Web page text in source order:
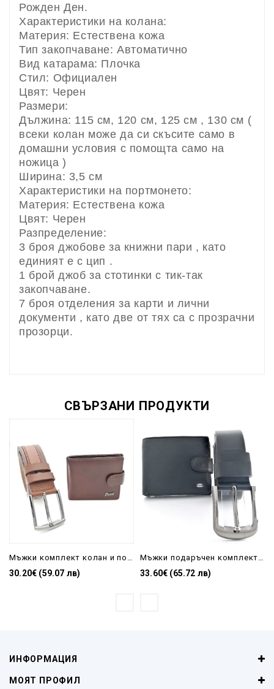
Рожден Ден.
Характеристики на колана:
Материя: Естествена кожа
Тип закопчаване: Автоматично
Вид катарама: Плочка
Стил: Официален
Цвят: Черен
Размери:
Дължина: 115 см, 120 см, 125 см , 130 см (
всеки колан може да си скъсите само в
домашни условия с помощта само на
ножица )
Ширина: 3,5 см
Характеристики на портмонето:
Материя: Естествена кожа
Цвят: Черен
Разпределение:
3 броя джобове за книжни пари , като
единият е с цип .
1 брой джоб за стотинки с тик-так
закопчаване.
7 броя отделения за карти и лични
документи , като две от тях са с прозрачни
прозорци.
СВЪРЗАНИ ПРОДУКТИ
30.20€ (59.07 лв) 33.60€ (65.72 лв)
ИНФОРМАЦИЯ
МОЯТ ПРОФИЛ